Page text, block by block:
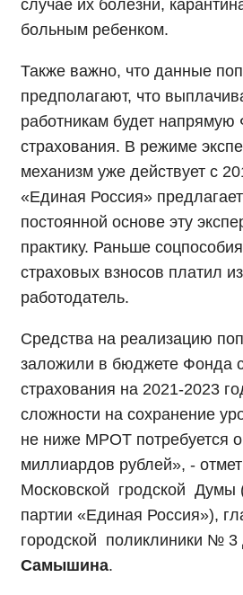
случае их болезни,
больным ребенком.
Также важно, что данные
предполагают, что
работникам будет напрямую
страхования. В режиме
механизм уже действует с
«Единая Россия»
постоянной основе эту
практику. Раньше
страховых взносов платил
работодатель.
Средства на реализацию
заложили в бюджете Фонда
страхования на 2021-2023
сложности на сохранение
не ниже МРОТ потребуется
миллиардов рублей», -
Московской гродской Думы
партии «Единая Россия»),
городской поликлиники №
Самышина.